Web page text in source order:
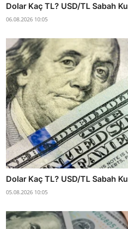
Dolar Kaç TL? USD/TL Sabah
06.08.2026 10:05
Dolar Kaç TL? USD/TL Sabah
05.08.2026 10:05